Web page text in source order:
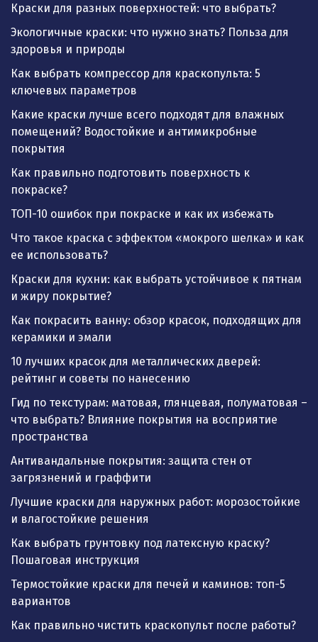
Краски для разных поверхностей: что выбрать?
Экологичные краски: что нужно знать? Польза для
здоровья и природы
Как выбрать компрессор для краскопульта: 5
ключевых параметров
Какие краски лучше всего подходят для влажных
помещений? Водостойкие и антимикробные
покрытия
Как правильно подготовить поверхность к
покраске?
ТОП-10 ошибок при покраске и как их избежать
Что такое краска с эффектом «мокрого шелка» и как
ее использовать?
Краски для кухни: как выбрать устойчивое к пятнам
и жиру покрытие?
Как покрасить ванну: обзор красок, подходящих для
керамики и эмали
10 лучших красок для металлических дверей:
рейтинг и советы по нанесению
Гид по текстурам: матовая, глянцевая, полуматовая –
что выбрать? Влияние покрытия на восприятие
пространства
Антивандальные покрытия: защита стен от
загрязнений и граффити
Лучшие краски для наружных работ: морозостойкие
и влагостойкие решения
Как выбрать грунтовку под латексную краску?
Пошаговая инструкция
Термостойкие краски для печей и каминов: топ-5
вариантов
Как правильно чистить краскопульт после работы?